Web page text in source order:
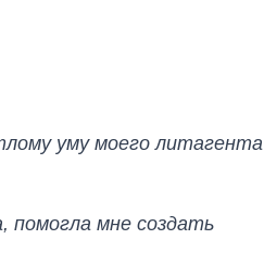
уму моего литагента
помогла мне создать